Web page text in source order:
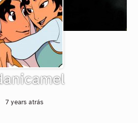
7 years atrás